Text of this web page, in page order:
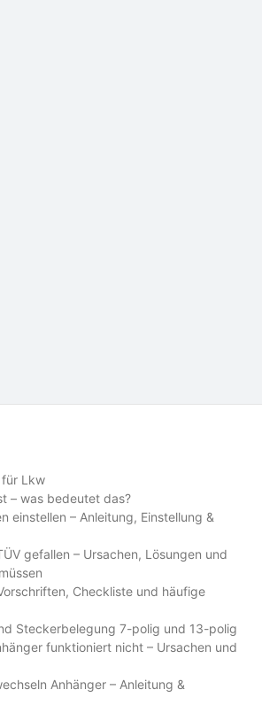
Lkw
– was bedeutet das?
einstellen – Anleitung, Einstellung &
gefallen – Ursachen, Lösungen und
Checkliste und häufige
Steckerbelegung 7-polig und 13-polig
funktioniert nicht – Ursachen und
Anhänger – Anleitung &